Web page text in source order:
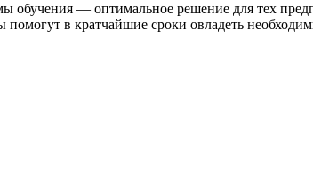
обучения — оптимальное решение для тех
помогут в кратчайшие сроки овладеть